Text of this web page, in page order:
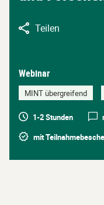
Teilen
Webinar
MINT übergreifend
1-2 Stunden
mit